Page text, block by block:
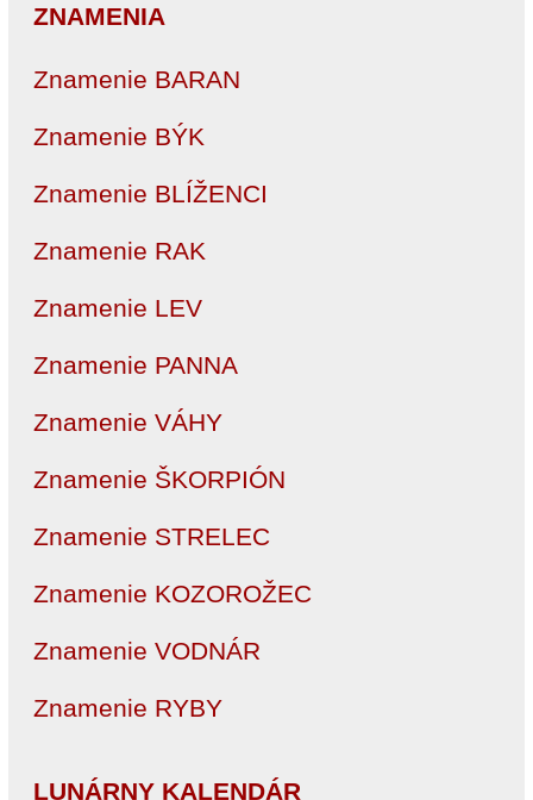
ZNAMENIA
Znamenie BARAN
Znamenie BÝK
Znamenie BLÍŽENCI
Znamenie RAK
Znamenie LEV
Znamenie PANNA
Znamenie VÁHY
Znamenie ŠKORPIÓN
Znamenie STRELEC
Znamenie KOZOROŽEC
Znamenie VODNÁR
Znamenie RYBY
LUNÁRNY KALENDÁR